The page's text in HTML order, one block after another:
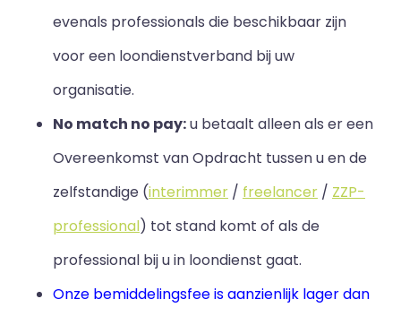
evenals professionals die beschikbaar zijn
voor een loondienstverband bij uw
organisatie.
No match no pay:u betaalt alleen als er een
Overeenkomst van Opdracht tussen u en de
zelfstandige (interimmer / freelancer / ZZP-
professional) tot stand komt of als de
professional bij u in loondienst gaat.
Onze bemiddelingsfee is aanzienlijk lager dan